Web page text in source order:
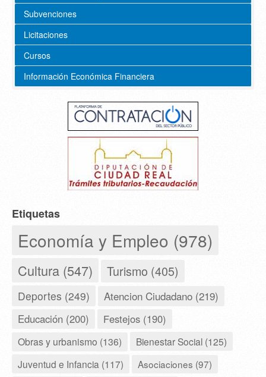
Subvenciones
Licitaciones
Cursos
Información Económica Financiera
Etiquetas
Economía y Empleo (978)
Cultura (547) Turismo (405)
Deportes (249) Atencion Ciudadano (219)
Educación (200) Festejos (190)
Obras y urbanismo (136)
Bienestar Social (125)
Juventud e Infancia (117)
Asociaciones (97)